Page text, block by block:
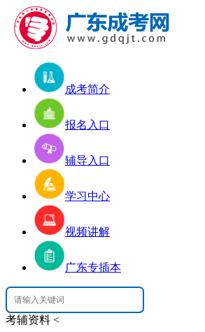
成考简介
报名入口
辅导入口
学习中心
视频讲解
广东专插本
考辅资料 <